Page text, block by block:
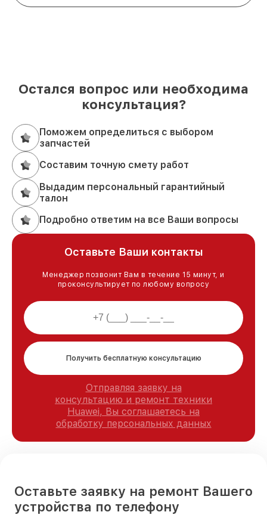
Остался вопрос или необходима
консультация?
Поможем определиться с выбором
запчастей
Составим точную смету работ
Выдадим персональный гарантийный
талон
Подробно ответим на все Ваши вопросы
Оставьте Ваши контакты
Менеджер позвонит Вам в течение 15 минут, и
проконсультирует по любому вопросу
Получить бесплатную консультацию
Отправляя заявку на
консультацию и ремонт техники
Huawei, Вы соглашаетесь на
обработку персональных данных
Оставьте заявку на ремонт Вашего
устройства по телефону